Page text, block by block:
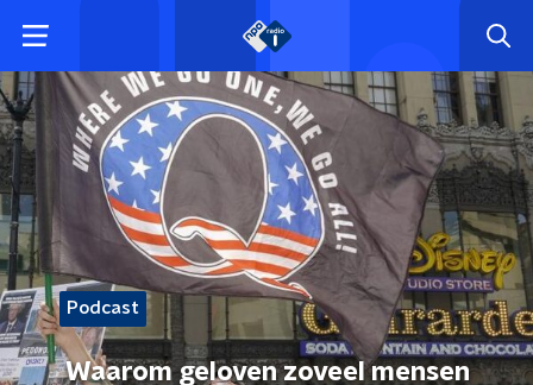
Podcast
Waarom geloven zoveel mensen